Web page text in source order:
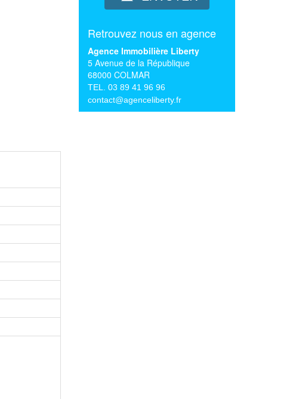
Retrouvez nous en agence
Agence Immobilière Liberty
5 Avenue de la République
68000 COLMAR
TEL. 03 89 41 96 96
contact@agenceliberty.fr